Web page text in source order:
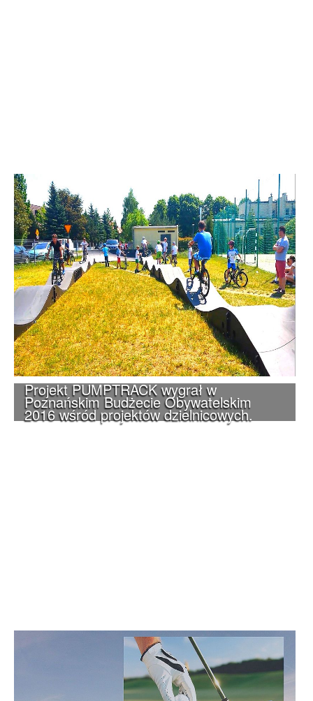
Projekt PUMPTRACK wygrał w
Poznańskim Budżecie Obywatelskim
2016 wśród projektów dzielnicowych.